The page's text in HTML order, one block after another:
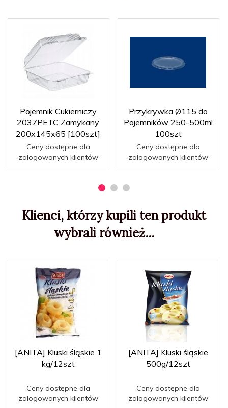
Pojemnik Cukierniczy
2037PETC Zamykany
200x145x65 [100szt]
Ceny dostępne dla
zalogowanych klientów
Przykrywka Ø115 do
Pojemników 250-500ml
100szt
Ceny dostępne dla
zalogowanych klientów
Klienci, którzy kupili ten produkt
wybrali również...
[ANITA] Kluski śląskie 1
kg/12szt
Ceny dostępne dla
zalogowanych klientów
[ANITA] Kluski śląskie
500g/12szt
Ceny dostępne dla
zalogowanych klientów